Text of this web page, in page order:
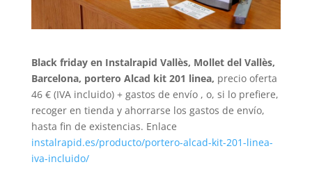
Black friday en Instalrapid Vallès, Mollet del Vallès,
Barcelona, portero Alcad kit 201 linea, precio oferta
46 € (IVA incluido) + gastos de envío , o, si lo prefiere,
recoger en tienda y ahorrarse los gastos de envío,
hasta fin de existencias. Enlace
instalrapid.es/producto/portero-alcad-kit-201-linea-
iva-incluido/